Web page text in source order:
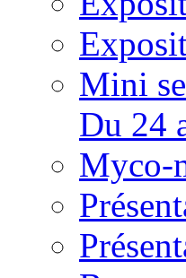
Mini
Du 24
Myco-